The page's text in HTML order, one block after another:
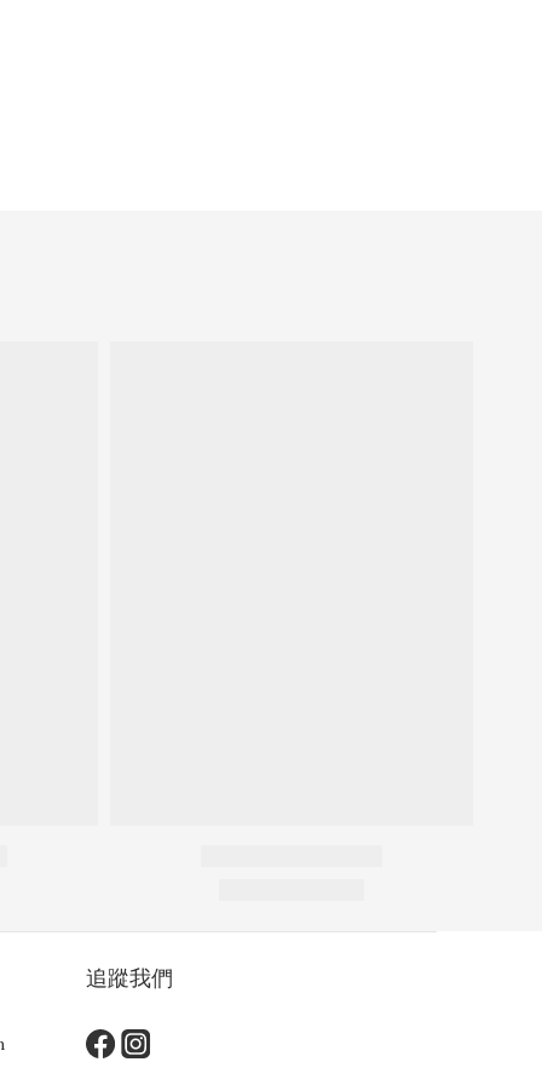
追蹤我們